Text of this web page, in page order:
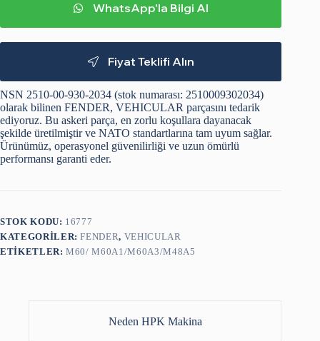
WhatsApp'la Bilgi Al
Fiyat Teklifi Alın
NSN 2510-00-930-2034 (stok numarası: 2510009302034)
olarak bilinen FENDER, VEHICULAR parçasını tedarik
ediyoruz. Bu askeri parça, en zorlu koşullara dayanacak
şekilde üretilmiştir ve NATO standartlarına tam uyum sağlar.
Ürünümüz, operasyonel güvenilirliği ve uzun ömürlü
performansı garanti eder.
STOK KODU: 16777
KATEGORILER:FENDER, VEHICULAR
ETIKETLER:M60/ M60A1/M60A3/M48A5
Neden HPK Makina